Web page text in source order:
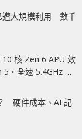
遭大規模利用 數千
核 Zen 6 APU 效
全速 5.4GHz 更
硬件成本、AI 記